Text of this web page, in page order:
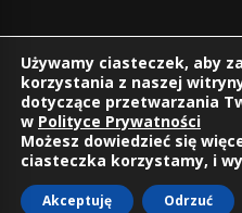
Znajdziesz nas
Używamy ciasteczek, aby
korzystania z naszej
dotyczące przetwarzania
w Polityce Prywatności
Możesz dowiedzieć się
ciasteczka korzystamy, i
Akceptuję Odrzuć